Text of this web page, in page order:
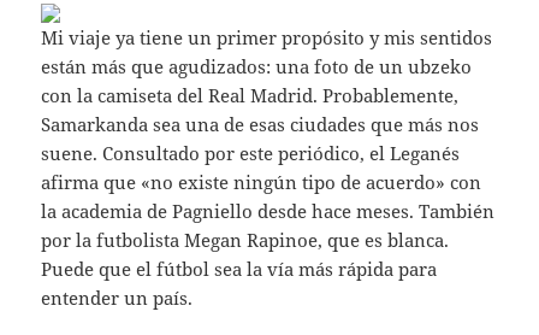
Mi viaje ya tiene un primer propósito y mis sentidos
están más que agudizados: una foto de un ubzeko
con la camiseta del Real Madrid. Probablemente,
Samarkanda sea una de esas ciudades que más nos
suene. Consultado por este periódico, el Leganés
afirma que «no existe ningún tipo de acuerdo» con
la academia de Pagniello desde hace meses. También
por la futbolista Megan Rapinoe, que es blanca.
Puede que el fútbol sea la vía más rápida para
entender un país.